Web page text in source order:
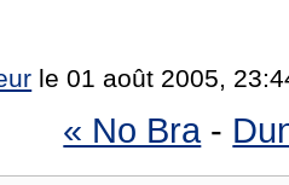
le 01 août 2005,
« No Bra -